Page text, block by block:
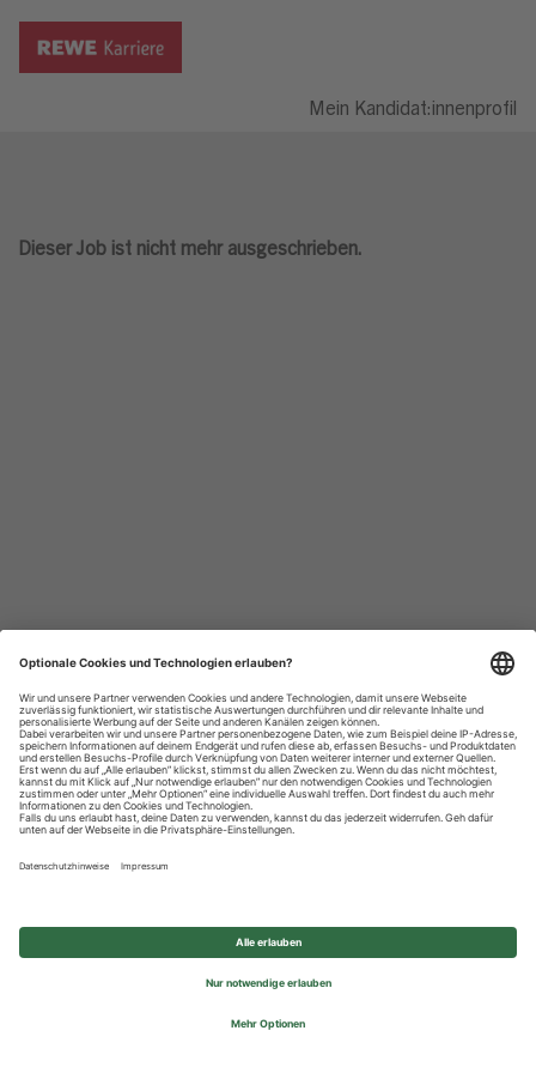
Mein Kandidat:innenprofil
Dieser Job ist nicht mehr ausgeschrieben.
Datenschutzhinweise
Impressum
Privatsphäre-Einstellungen
© 2026 REWE Group - All rights reserved